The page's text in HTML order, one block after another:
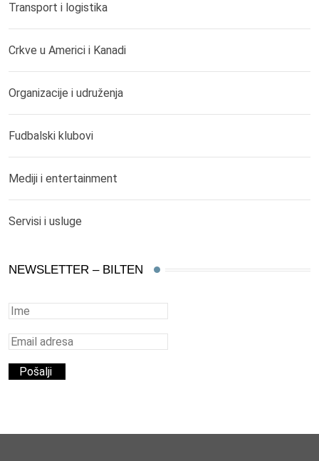
Transport i logistika
Crkve u Americi i Kanadi
Organizacije i udruženja
Fudbalski klubovi
Mediji i entertainment
Servisi i usluge
NEWSLETTER – BILTEN